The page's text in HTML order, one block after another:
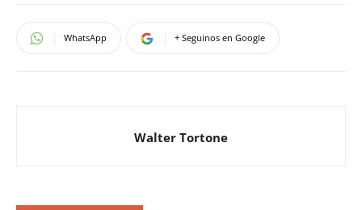
WhatsApp + Seguinos en Google
Walter Tortone